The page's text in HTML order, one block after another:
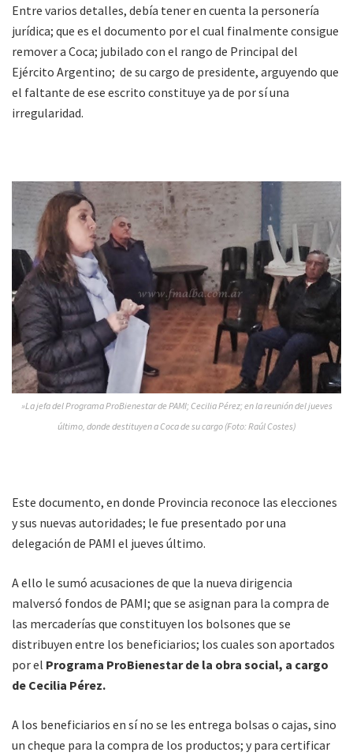
Entre varios detalles, debía tener en cuenta la personería
jurídica; que es el documento por el cual finalmente consigue
remover a Coca; jubilado con el rango de Principal del
Ejército Argentino; de su cargo de presidente, arguyendo que
el faltante de ese escrito constituye ya de por sí una
irregularidad.
»La jefa del Programa ProBienestar de PAMI; Cecilia Pérez; en la reunión del jueves
último, donde destituyen a Coca de su cargo (Foto: Raúl Costes)
Este documento, en donde Provincia reconoce las elecciones
y sus nuevas autoridades; le fue presentado por una
delegación de PAMI el jueves último.
A ello le sumó acusaciones de que la nueva dirigencia
malversó fondos de PAMI; que se asignan para la compra de
las mercaderías que constituyen los bolsones que se
distribuyen entre los beneficiarios; los cuales son aportados
por el Programa ProBienestar de la obra social, a cargo
de Cecilia Pérez.
A los beneficiarios en sí no se les entrega bolsas o cajas, sino
un cheque para la compra de los productos; y para certificar